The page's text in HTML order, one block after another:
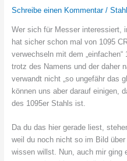
Schreibe einen Kommentar /
Wer sich für Messer interessiert,
hat sicher schon mal von 1095
verwechseln mit dem
trotz des Namens und der daher
verwandt nicht „so ungefähr das
können uns aber darauf einigen,
des 1095er Stahls ist.
Da du das hier gerade liest,
weil du noch nicht so im Bild
wissen willst. Nun, auch mir ging